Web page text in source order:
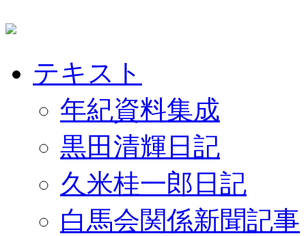
テキスト
年紀資料集成
黒田清輝日記
久米桂一郎日記
白馬会関係新聞記事